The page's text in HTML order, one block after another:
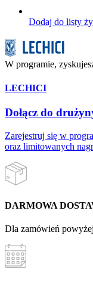
Dodaj do listy
W programie,
LECHICI
Dołącz do
Zarejestruj się w
oraz limitowanych
DARMOWA
Dla zamówień